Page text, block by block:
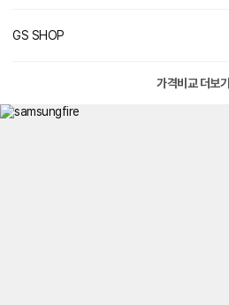
GS SHOP
가격비교 더보기